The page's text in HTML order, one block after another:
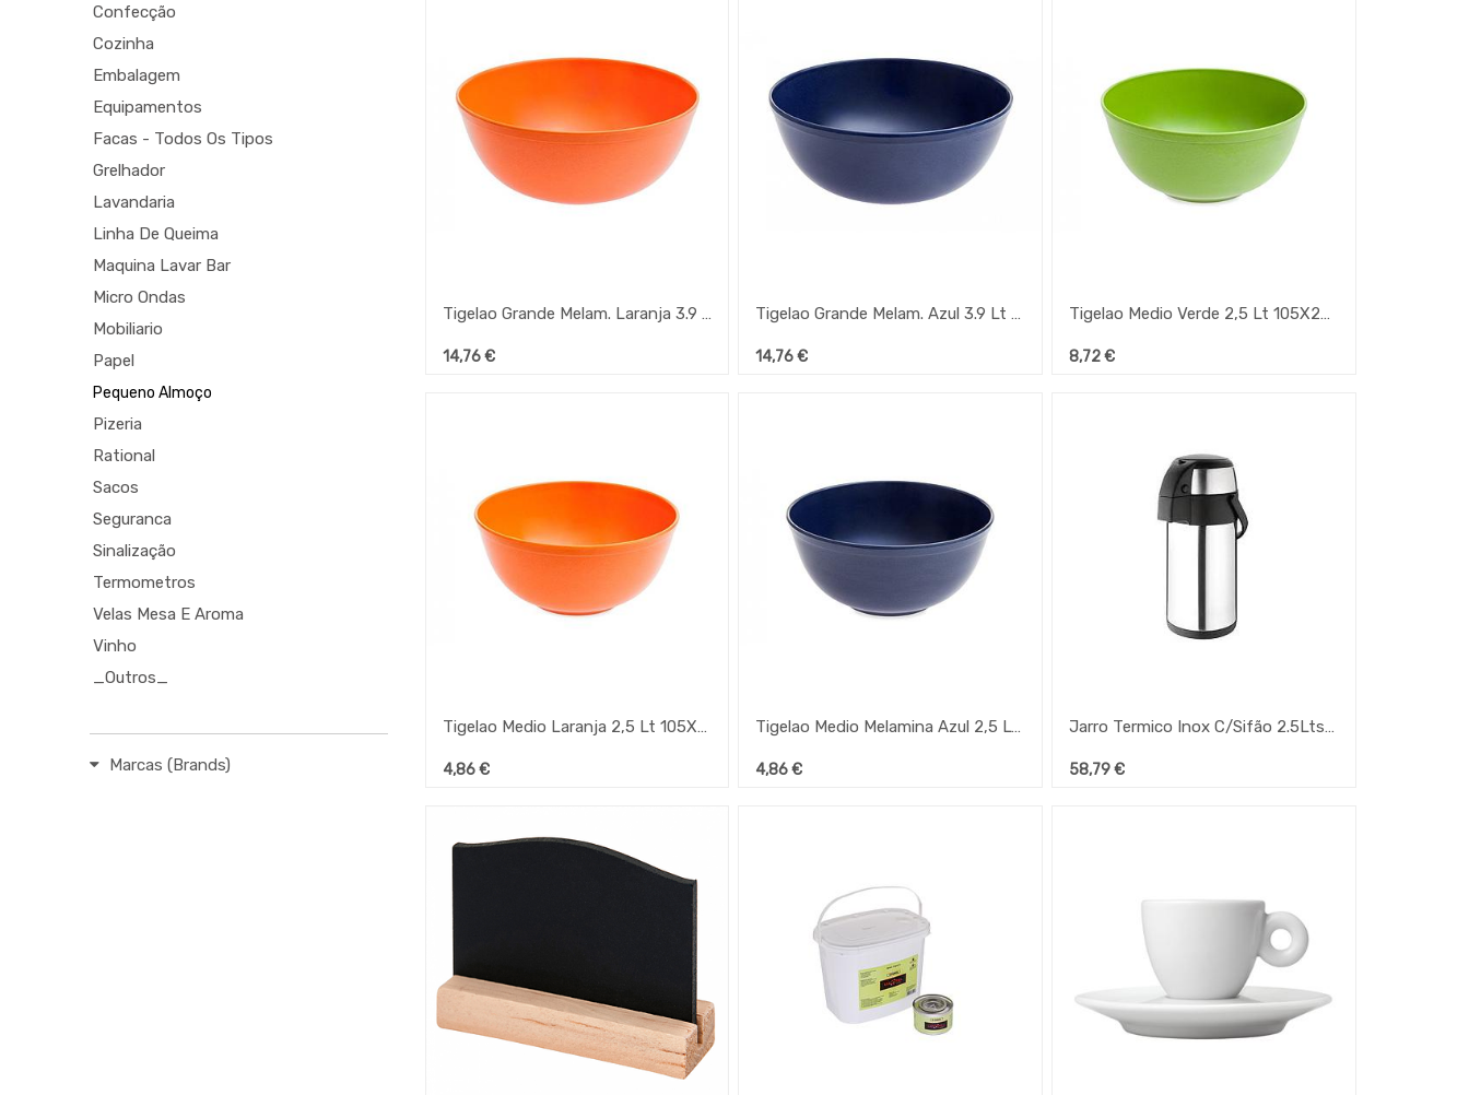
Confecção
Cozinha
Embalagem
Equipamentos
Facas - Todos Os Tipos
Grelhador
Lavandaria
Linha De Queima
Maquina Lavar Bar
Micro Ondas
Mobiliario
Papel
Pequeno Almoço
Pizeria
Rational
Sacos
Seguranca
Sinalização
Termometros
Velas Mesa E Aroma
Vinho
_Outros_
Marcas (Brands)
Tigelao Grande Melam. Laranja 3.9 Lt 235X270Mm Ref.161
14,76€
Tigelao Grande Melam. Azul 3.9 Lt 235X270Mm Ref.161
14,76€
Tigelao Medio Verde 2,5 Lt 105X220Mm Ref.162
8,72€
Tigelao Medio Laranja 2,5 Lt 105X220Mm Ref.162
4,86€
Tigelao Medio Melamina Azul 2,5 Lt 105X220Mm Ref.162
4,86€
Jarro Termico Inox C/Sifão 2.5Lts Isobel
58,79€